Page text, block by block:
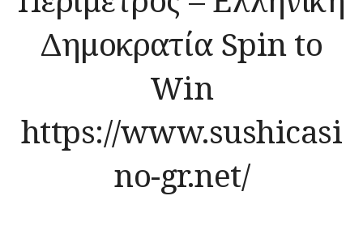
Δημοκρατία Spin to
Win
https://www.sushicasi
no-gr.net/